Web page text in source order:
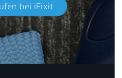
bei iFixit​